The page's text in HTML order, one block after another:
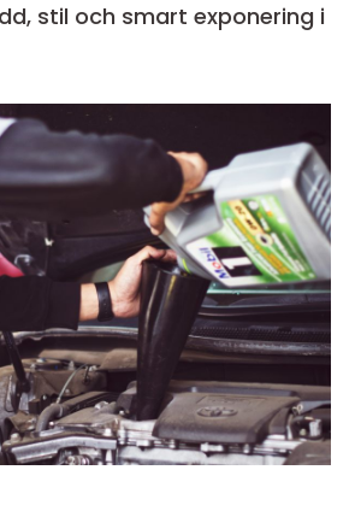
stil och smart exponering i